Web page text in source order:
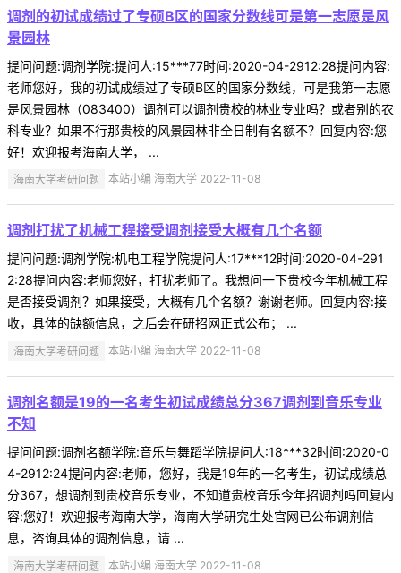
调剂的初试成绩过了专硕B区的国家分数线可是第一志愿是风
景园林
提问问题:调剂学院:提问人:15***77时间:2020-04-2912:28提问内容:
老师您好，我的初试成绩过了专硕B区的国家分数线，可是我第一志愿
是风景园林（083400）调剂可以调剂贵校的林业专业吗？或者别的农
科专业？如果不行那贵校的风景园林非全日制有名额不？回复内容:您
好！欢迎报考海南大学， ...
海南大学考研问题 本站小编 海南大学 2022-11-08
调剂打扰了机械工程接受调剂接受大概有几个名额
提问问题:调剂学院:机电工程学院提问人:17***12时间:2020-04-291
2:28提问内容:老师您好，打扰老师了。我想问一下贵校今年机械工程
是否接受调剂？如果接受，大概有几个名额？谢谢老师。回复内容:接
收，具体的缺额信息，之后会在研招网正式公布； ...
海南大学考研问题 本站小编 海南大学 2022-11-08
调剂名额是19的一名考生初试成绩总分367调剂到音乐专业
不知
提问问题:调剂名额学院:音乐与舞蹈学院提问人:18***32时间:2020-0
4-2912:24提问内容:老师，您好，我是19年的一名考生，初试成绩总
分367，想调剂到贵校音乐专业，不知道贵校音乐今年招调剂吗回复内
容:您好！欢迎报考海南大学，海南大学研究生处官网已公布调剂信
息，咨询具体的调剂信息，请 ...
海南大学考研问题 本站小编 海南大学 2022-11-08